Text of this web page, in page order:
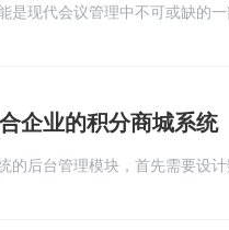
是现代会议管理中不可或缺的
应具备用户注册与登录功能，
企业的积分商城系统
的后台管理模块，首先需要设
括积分管理、用户管理、商品